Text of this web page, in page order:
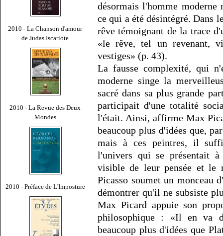
2010 - La Chanson d'amour
de Judas Iscariote
2010 - La Revue des Deux
Mondes
2010 - Préface de L'Imposture
désormais l'homme moderne
ce qui a été désintégré. Dans
rêve témoignant de la trace
«le rêve, tel un revenant,
vestiges» (p. 43).
La fausse complexité, qui
moderne singe la
sacré dans sa plus grande
participait d'une totalité
l'était. Ainsi, affirme Max
beaucoup plus d'idées que,
mais à ces peintres, il
l'univers qui se présentait
visible de leur pensée et le
Picasso soumet un monceau
démontrer qu'il ne subsiste
Max Picard appuie son
philosophique : «Il en va
beaucoup plus d'idées que